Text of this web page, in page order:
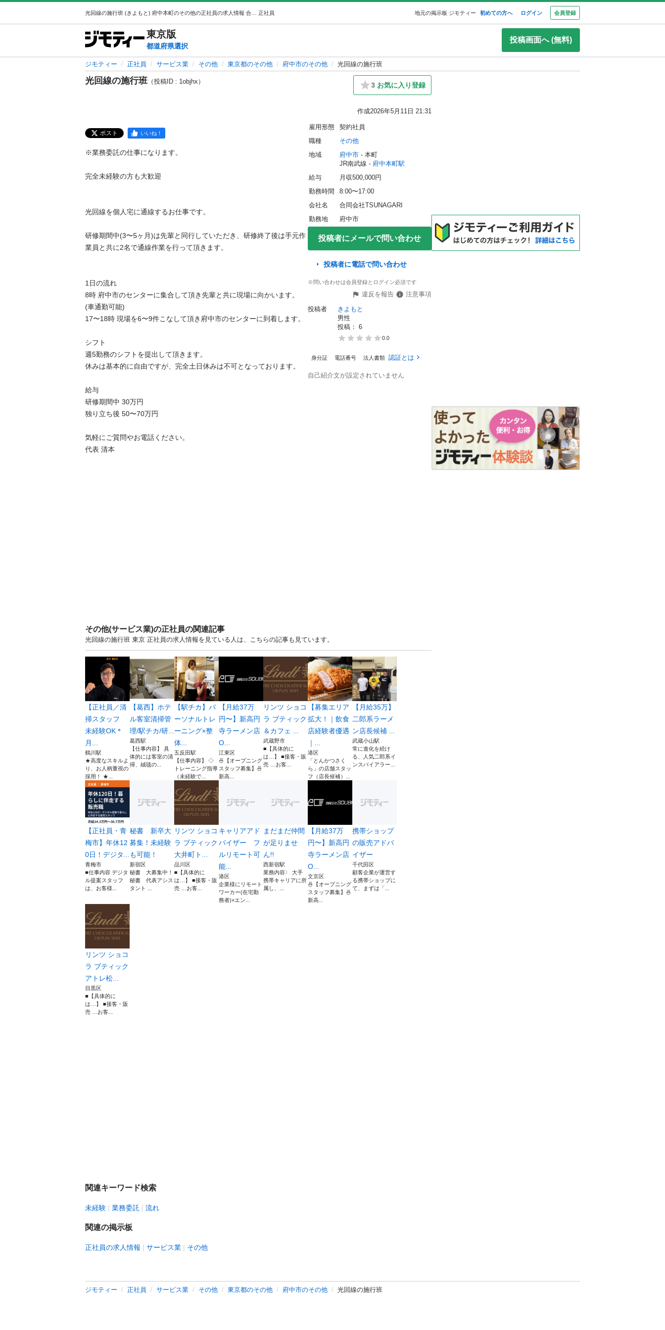
正社員 地元の掲示板 ジモティー 初めての方へ ログイン 会員登録
東京版
都道府県選択
投稿画面へ (無料)
ジモティー 正社員 サービス業 その他 東京都のその他 府中市のその他 光回線の施行班
光回線の施行班 （投稿ID : 1objhx） 3 お気に入り登録
作成2026年5月11日 21:31
ポスト いいね！
※業務委託の仕事になります。
完全未経験の方も大歓迎
光回線を個人宅に通線するお仕事です。
研修期間中(3〜5ヶ月)は先輩と同行していただき、研修終了後は手元作
業員と共に2名で通線作業を行って頂きます。
1日の流れ
8時 府中市のセンターに集合して頂き先輩と共に現場に向かいます。
(車通勤可能)
17〜18時 現場を6〜9件こなして頂き府中市のセンターに到着します。
シフト
週5勤務のシフトを提出して頂きます。
休みは基本的に自由ですが、完全土日休みは不可となっております。
給与
研修期間中 30万円
独り立ち後 50〜70万円
気軽にご質問やお電話ください。
代表 清本
雇用形態
契約社員
職種
その他
地域
府中市 - 本町
JR南武線 - 府中本町駅
給与
月収500,000円
勤務時間
8:00〜17:00
会社名
合同会社TSUNAGARI
勤務地
府中市
投稿者にメールで問い合わせ
投稿者に電話で問い合わせ
※問い合わせは会員登録とログイン必須です
違反を報告
注意事項
投稿者
きよもと
男性
投稿： 6
0.0
身分証 電話番号 法人書類 認証とは
自己紹介文が設定されていません
その他(サービス業)の正社員の関連記事
光回線の施行班 東京 正社員の求人情報を見ている人は、こちらの記事も見ています。
【正社員／清
掃スタッフ
未経験OK＊
月...
鶴川駅
★高度なスキルよ
り、お人柄重視の
採用！ ★...
【葛西】ホテ
ル客室清掃管
理/駅チカ/研...
葛西駅
【仕事内容】 具
体的には客室の清
掃、絨毯の...
【駅チカ】パ
ーソナルトレ
ーニング×整
体...
五反田駅
【仕事内容】 ◇
トレーニング指導
（未経験で...
【月給37万
円〜】新高円
寺ラーメン店
O...
江東区
🍜【オープニング
スタッフ募集】🍜
新高...
リンツ ショコ
ラ ブティック
＆カフェ ...
武蔵野市
■【具体的に
は…】 ■接客・販
売 …お客...
【募集エリア
拡大！｜飲食
店経験者優遇
｜...
港区
「とんかつさく
ら」の店舗スタッ
フ（店長候補）...
【月給35万】
二郎系ラーメ
ン店長候補 ...
武蔵小山駅
常に進化を続け
る、人気二郎系イ
ンスパイアラー...
【正社員・青
梅市】年休12
0日！デジタ...
青梅市
■仕事内容 デジタ
ル提案スタッフ
は、お客様...
秘書 新卒大
募集！未経験
も可能！
新宿区
秘書 大募集中！
秘書 代表アシス
タント ...
リンツ ショコ
ラ ブティック
大井町ト...
品川区
■【具体的に
は…】 ■接客・販
売 …お客...
キャリアアド
バイザー フ
ルリモート可
能...
港区
企業様にリモート
ワーカー(在宅勤
務者)×エン...
まだまだ仲間
が足りませ
ん!!
西新宿駅
業務内容〉 大手
携帯キャリアに所
属し、...
【月給37万
円〜】新高円
寺ラーメン店
O...
文京区
🍜【オープニング
スタッフ募集】🍜
新高...
携帯ショップ
の販売アドバ
イザー
千代田区
顧客企業が運営す
る携帯ショップに
て、まずは「...
リンツ ショコ
ラ ブティック
アトレ松...
目黒区
■【具体的に
は…】 ■接客・販
売 …お客...
関連キーワード検索
未経験 業務委託 流れ
関連の掲示板
正社員の求人情報 サービス業 その他
ジモティー 正社員 サービス業 その他 東京都のその他 府中市のその他 光回線の施行班